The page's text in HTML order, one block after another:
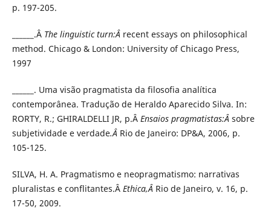
p. 197-205.
______.Â The linguistic turn:Â recent essays on philosophical
method. Chicago & London: University of Chicago Press,
1997
______. Uma visão pragmatista da filosofia analítica
contemporânea. Tradução de Heraldo Aparecido Silva. In:
RORTY, R.; GHIRALDELLI JR, p.Â Ensaios pragmatistas:Â sobre
subjetividade e verdade.Â Rio de Janeiro: DP&A, 2006, p.
105-125.
SILVA, H. A. Pragmatismo e neopragmatismo: narrativas
pluralistas e conflitantes.Â Ethica,Â Rio de Janeiro, v. 16, p.
17-50, 2009.